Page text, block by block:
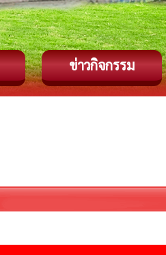
ข่าวกิจกรรม